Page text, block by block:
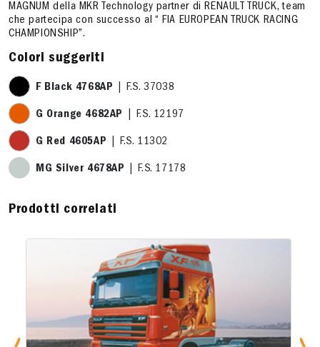
MAGNUM della MKR Technology partner di RENAULT TRUCK, team
che partecipa con successo al “ FIA EUROPEAN TRUCK RACING
CHAMPIONSHIP”.
Colori suggeriti
F Black 4768AP | F.S. 37038
G Orange 4682AP | F.S. 12197
G Red 4605AP | F.S. 11302
MG Silver 4678AP | F.S. 17178
Prodotti correlati